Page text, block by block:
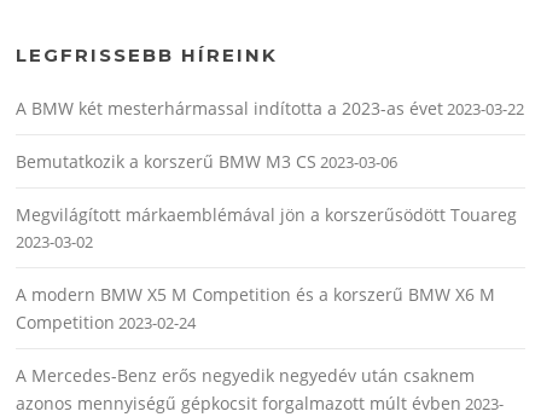
LEGFRISSEBB HÍREINK
A BMW két mesterhármassal indította a 2023-as évet2023-03-22
Bemutatkozik a korszerű BMW M3 CS 2023-03-06
Megvilágított márkaemblémával jön a korszerűsödött Touareg
2023-03-02
A modern BMW X5 M Competition és a korszerű BMW X6 M
Competition 2023-02-24
A Mercedes-Benz erős negyedik negyedév után csaknem
azonos mennyiségű gépkocsit forgalmazott múlt évben 2023-